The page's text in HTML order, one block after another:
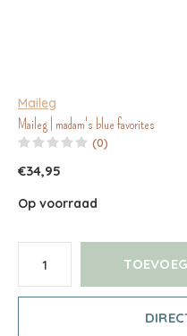
Maileg
Maileg | madam's blue favorites
(0)
€34,95
Op voorraad